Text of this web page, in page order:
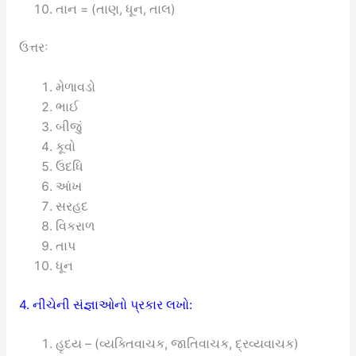
તાન = (તાણ, ધૂન, તાલ)
ઉત્તરઃ
મેળાવડો
ભાઈ
બીજું
કૂવો
ઉદધિ
આંખ
સરહદ
વિકરાળ
તાપ
ધૂન
4. નીચેની સંજ્ઞાઓનો પ્રકાર લખો:
હૃદય – (વ્યક્તિવાચક, જાતિવાચક, દ્રવ્યવાચક)